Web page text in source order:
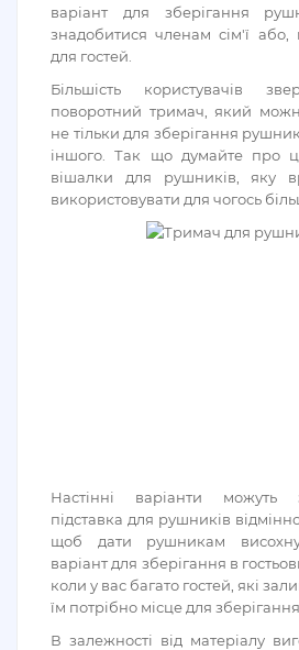
варіант для зберігання
знадобитися членам сім'ї або,
для гостей.
Більшість користувачів
поворотний тримач, який
не тільки для зберігання
іншого. Так що думайте про
вішалки для рушників, яку
використовувати для чогось
Настінні варіанти можуть
підставка для рушників
щоб дати рушникам
варіант для зберігання в
коли у вас багато гостей, які
їм потрібно місце для
В залежності від матеріалу